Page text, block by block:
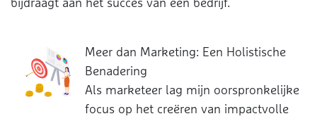
bijdraagt aan het succes van een bedrijf.
Meerdan Marketing: Een Holistische
Benadering
Als marketeer lag mijn oorspronkelijke
focus op het creëren van impactvolle